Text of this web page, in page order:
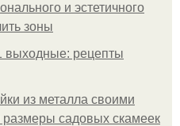
и эстетичного
зоны
выходные: рецепты
из металла своими
садовых скамеек